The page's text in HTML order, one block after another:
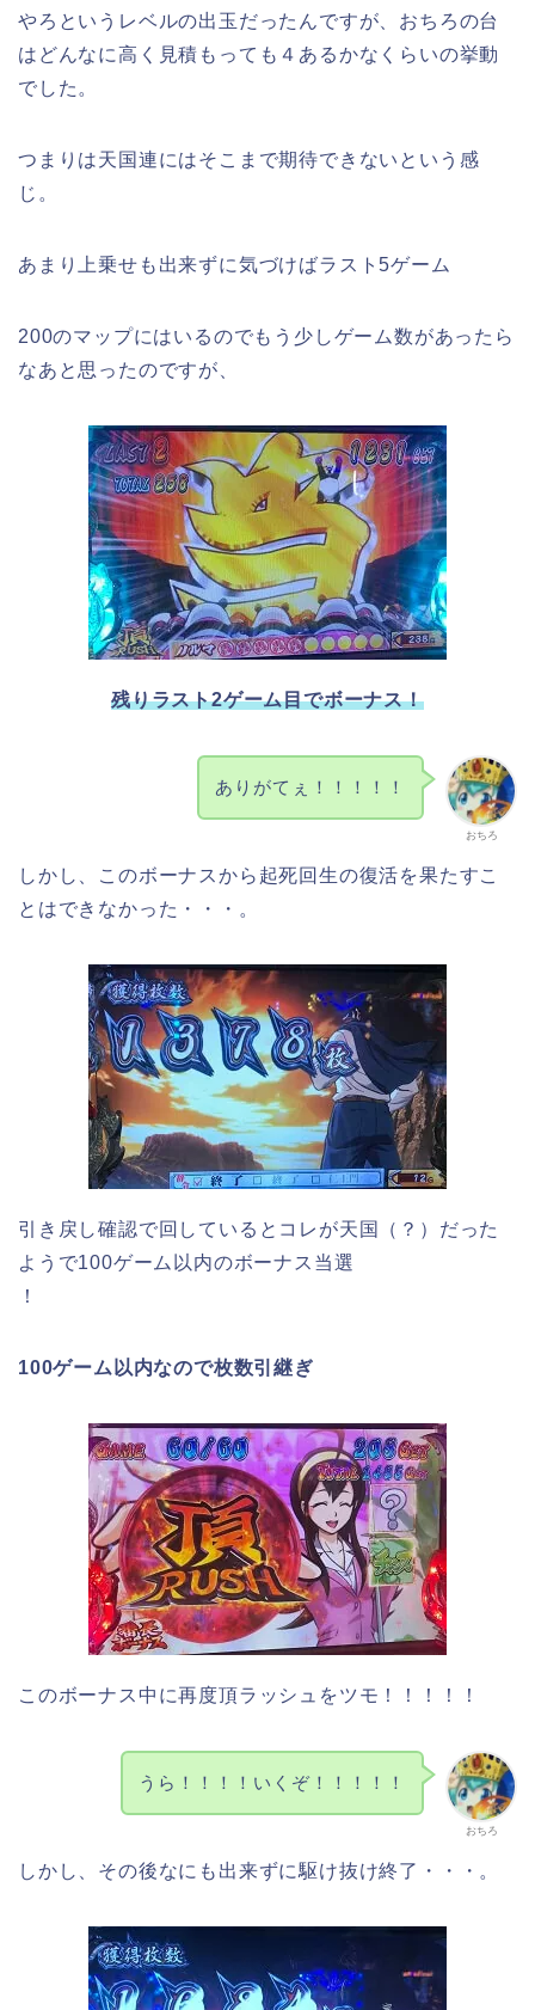
やろというレベルの出玉だったんですが、おちろの台
はどんなに高く見積もっても４あるかなくらいの挙動
でした。
つまりは天国連にはそこまで期待できないという感
じ。
あまり上乗せも出来ずに気づけばラスト5ゲーム
200のマップにはいるのでもう少しゲーム数があったら
なあと思ったのですが、
残りラスト2ゲーム目でボーナス！
おちろ
ありがてぇ！！！！！
しかし、このボーナスから起死回生の復活を果たすこ
とはできなかった・・・。
引き戻し確認で回しているとコレが天国（？）だった
ようで100ゲーム以内のボーナス当選
！
100ゲーム以内なので枚数引継ぎ
このボーナス中に再度頂ラッシュをツモ！！！！！
おちろ
うら！！！！いくぞ！！！！！
しかし、その後なにも出来ずに駆け抜け終了・・・。